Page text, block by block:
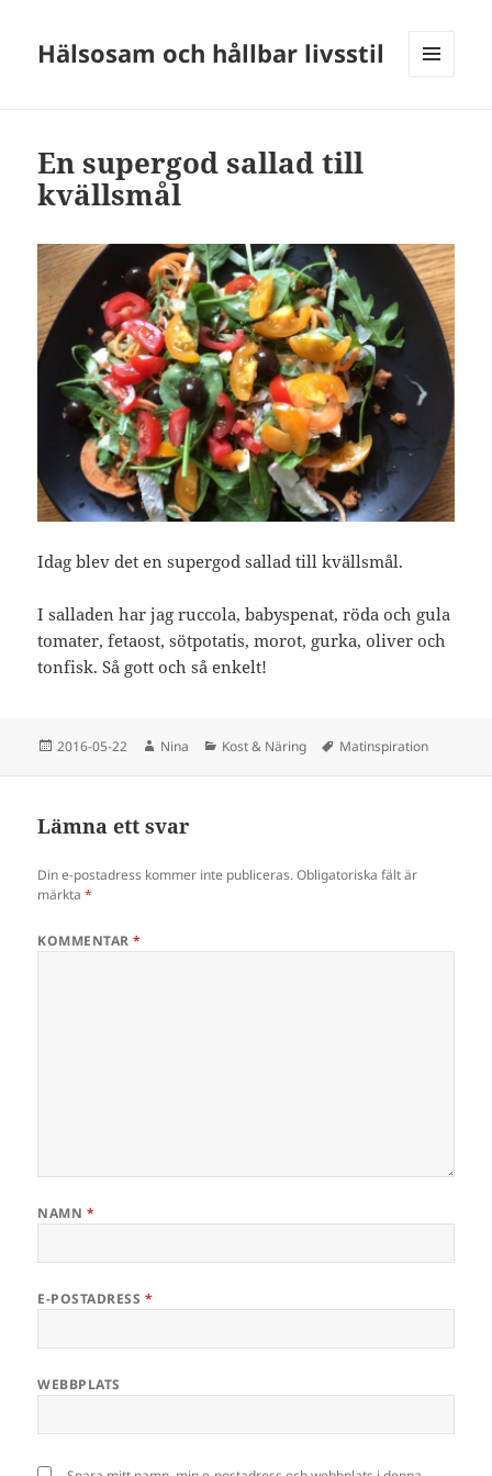
Hälsosam och hållbar livsstil
En supergod sallad till
kvällsmål
Idag blev det en supergod sallad till kvällsmål.
I salladen har jag ruccola, babyspenat, röda och gula
tomater, fetaost, sötpotatis, morot, gurka, oliver och
tonfisk. Så gott och så enkelt!
Postat
2016-05-22 Författare
Nina Kategorier
Kost & Näring Taggar
Matinspiration
Lämna ett svar
Din e-postadress kommer inte publiceras. Obligatoriska fält är
märkta*
KOMMENTAR*
NAMN *
E-POSTADRESS *
WEBBPLATS